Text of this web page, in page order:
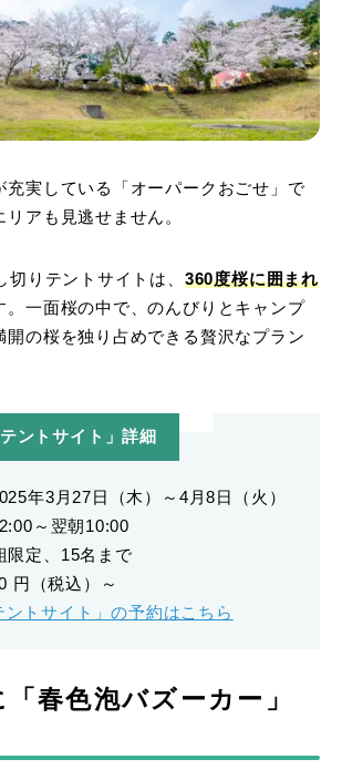
充実している「オーパークおごせ」で
アも見逃せません。
切りテントサイトは、 360度桜に囲まれ
。一面桜の中で、のんびりとキャンプ
開の桜を独り占めできる贅沢なプラン
ントサイト」詳細
年3月27日（木）～4月8日（火）
～翌朝10:00
限定、15名まで
円（税込）～
ントサイト」の予約はこちら
春色泡バズーカー」